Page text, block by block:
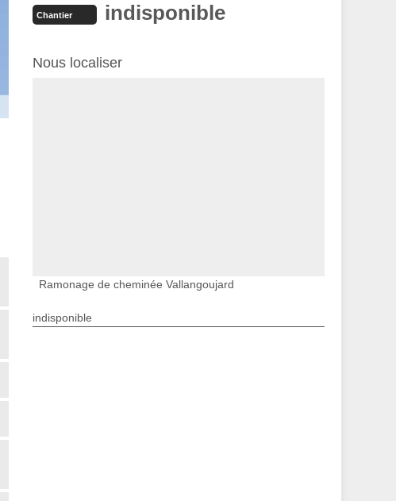
Chantier indisponible
Nous localiser
Ramonage de cheminée Vallangoujard
indisponible